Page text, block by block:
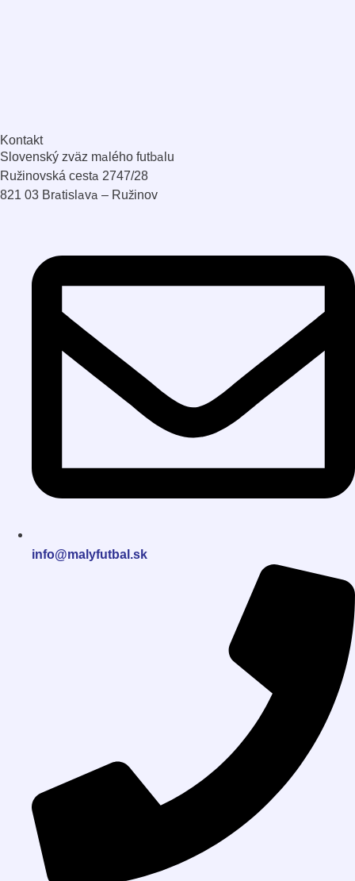
Kontakt
Slovenský zväz malého futbalu
Ružinovská cesta 2747/28
821 03 Bratislava – Ružinov
info@malyfutbal.sk